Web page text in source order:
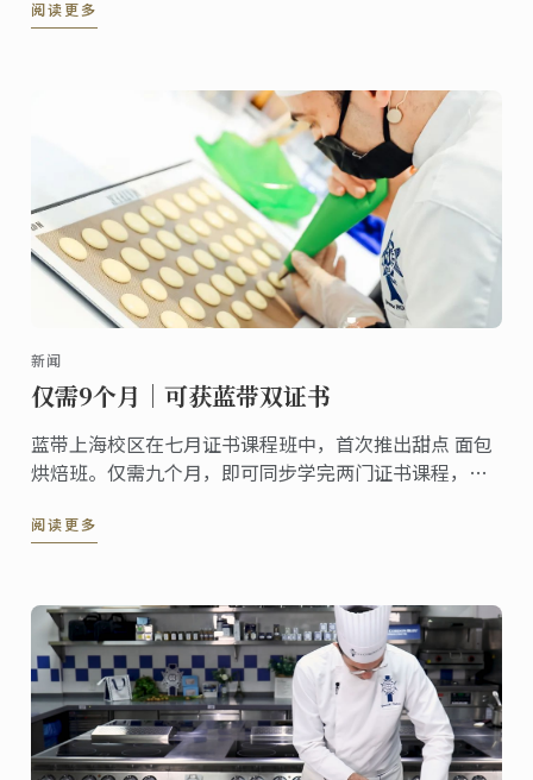
阅读更多
新闻
仅需9个月｜可获蓝带双证书
蓝带上海校区在七月证书课程班中，首次推出甜点 面包
烘焙班。仅需九个月，即可同步学完两门证书课程，顺
阅读更多